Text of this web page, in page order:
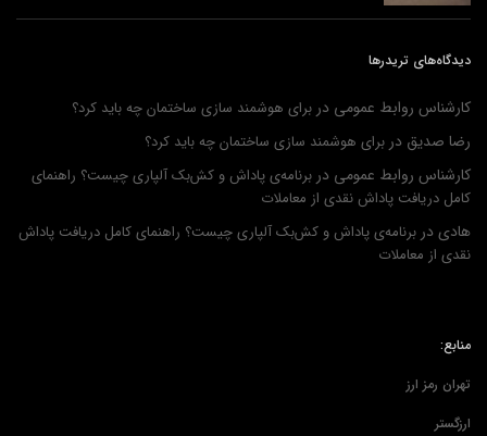
دیدگاه‌های تریدرها
کارشناس روابط عمومی در برای هوشمند سازی ساختمان چه باید کرد؟
رضا صدیق در برای هوشمند سازی ساختمان چه باید کرد؟
کارشناس روابط عمومی در برنامه‌ی پاداش و کش‌بک آلپاری چیست؟ راهنمای
کامل دریافت پاداش نقدی از معاملات
هادی در برنامه‌ی پاداش و کش‌بک آلپاری چیست؟ راهنمای کامل دریافت پاداش
نقدی از معاملات
منابع:
تهران رمز ارز
ارزگستر